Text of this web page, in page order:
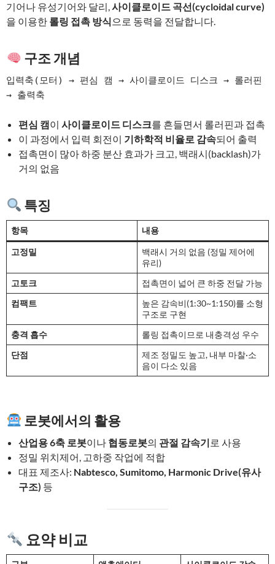
기어나 유성기어와 달리,사이클로이드 곡선(cycloidal curve)
을 이용한 롤링 접촉 방식 으로 동력을 전달합니다.
구조 개념
입력축(모터) → 편심 캠 → 사이클로이드 디스크 → 롤러핀
편심 캠이 사이클로이드 디스크를 흔들면서 롤러핀과 접촉
이 과정에서 입력 회전이 기하학적 비율로 감속되어 출력
접촉면이 많아 하중 분산 효과가 크고, 백래시(backlash)가
거의 없음
특징
항목 내용
고정밀
백래시 거의 없음 (정밀 제어에
유리)
고토크
접촉면이 넓어 큰 하중 전달 가능
컴팩트
높은 감속비(1:30~1:150)를 소형
구조로 구현
충격 흡수
롤링 접촉이므로 내충격성 우수
단점
제조 정밀도 높고, 내부 마찰·소
음이 다소 있음
로봇에서의 활용
산업용 6축 로봇이나 협동로봇의 관절 감속기 로 사용
정밀 위치제어, 고하중 작업에 적합
대표 제조사: Nabtesco, Sumitomo, Harmonic Drive(유사
구조) 등
요약 비교